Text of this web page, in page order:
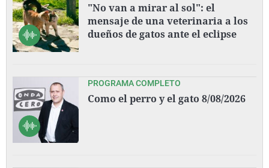
"No van a mirar al sol": el
mensaje de una veterinaria a los
dueños de gatos ante el eclipse
PROGRAMA COMPLETO
Como el perro y el gato 8/08/2026